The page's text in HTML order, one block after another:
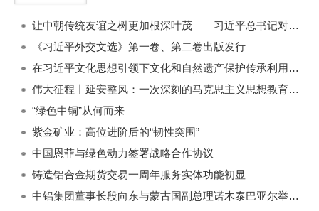
让中朝传统友谊之树更加根深叶茂——习近平总书记对朝鲜进行国事访问纪实
《习近平外交文选》第一卷、第二卷出版发行
在习近平文化思想引领下文化和自然遗产保护传承利用工作开创新局面
伟大征程丨延安整风：一次深刻的马克思主义思想教育运动
“绿色中铜”从何而来
紫金矿业：高位进阶后的“韧性突围”
中国恩菲与绿色动力签署战略合作协议
铸造铝合金期货交易一周年服务实体功能初显
中铝集团董事长段向东与蒙古国副总理诺木泰巴亚尔举行会谈